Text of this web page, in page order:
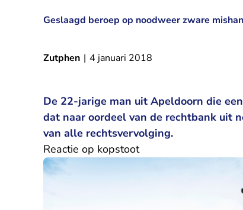
Geslaagd beroep op noodweer zware
Zutphen | 4 januari 2018
De 22-jarige man uit Apeldoorn die
dat naar oordeel van de rechtbank uit
van alle rechtsvervolging.
Reactie op kopstoot